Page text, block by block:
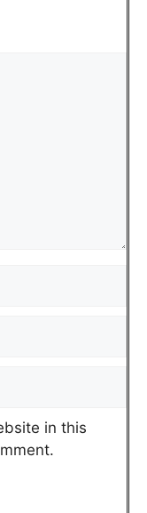
in this